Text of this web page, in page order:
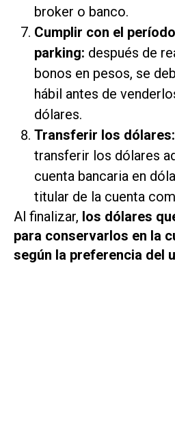
broker o banco.
Cumplir con el
parking: después de
bonos en pesos, se
hábil antes de
dólares.
Transferir los dólares:
transferir los dólares
cuenta bancaria en
titular de la cuenta
Al finalizar, los dólares
para conservarlos en la
según la preferencia del